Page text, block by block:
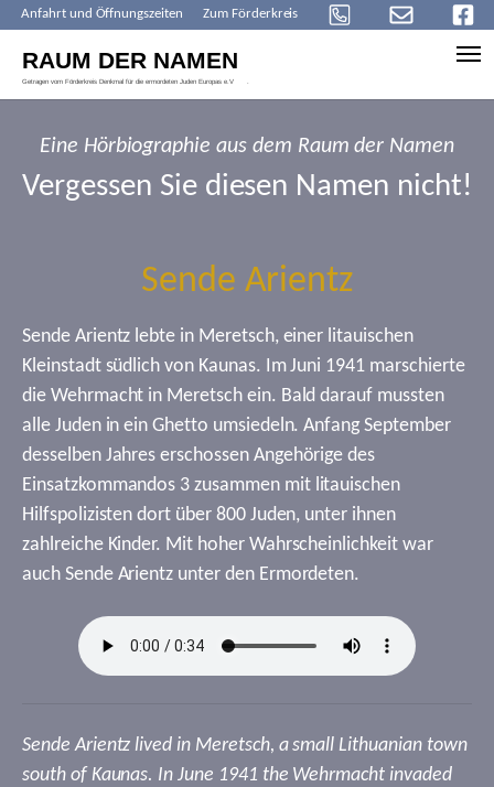
Anfahrt und Öffnungszeiten Zum Förderkreis
Eine Hörbiographie aus dem Raum der Namen
Vergessen Sie diesen Namen nicht!
Sende Arientz
Sende Arientz lebte in Meretsch, einer litauischen
Kleinstadt südlich von Kaunas. Im Juni 1941 marschierte
die Wehrmacht in Meretsch ein. Bald darauf mussten
alle Juden in ein Ghetto umsiedeln. Anfang September
desselben Jahres erschossen Angehörige des
Einsatzkommandos 3 zusammen mit litauischen
Hilfspolizisten dort über 800 Juden, unter ihnen
zahlreiche Kinder. Mit hoher Wahrscheinlichkeit war
auch Sende Arientz unter den Ermordeten.
Sende Arientz lived in Meretsch, a small Lithuanian town
south of Kaunas. In June 1941 the Wehrmacht invaded